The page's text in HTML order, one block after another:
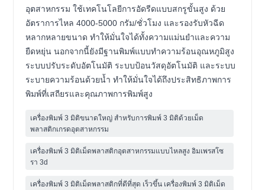
อุตสาหกรรม ใช้เทคโนโลยีการอัดรีดแบบสกรูขั้นสูง ด้วย
อัตราการไหล 4000-5000 กรัม/ชั่วโมง และรองรับหัวฉีด
หลากหลายขนาด ทำให้มั่นใจได้ทั้งความแม่นยำและความ
ยืดหยุ่น นอกจากนี้ยังมีฐานพิมพ์แบบทำความร้อนอุณหภูมิสูง
ระบบปรับระดับอัตโนมัติ ระบบป้อนวัสดุอัตโนมัติ และระบบ
ระบายความร้อนด้วยน้ำ ทำให้มั่นใจได้ถึงประสิทธิภาพการ
พิมพ์ที่เสถียรและคุณภาพการพิมพ์สูง
เครื่องพิมพ์ 3 มิติขนาดใหญ่ สำหรับการพิมพ์ 3 มิติด้วยเม็ด
พลาสติกเกรดอุตสาหกรรม
เครื่องพิมพ์ 3 มิติเม็ดพลาสติกอุตสาหกรรมแบบไหลสูง อิมเพรสโซ
รา 3d
เครื่องพิมพ์ 3 มิติเม็ดพลาสติกที่ดีที่สุด เร็วขึ้น เครื่องพิมพ์ 3 มิติเม็ด